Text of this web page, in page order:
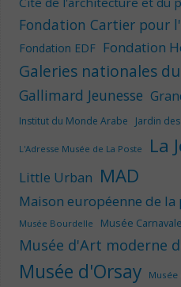
Fondation Cartier pour
Fondation EDF Fondation
Galeries nationales
Gallimard Jeunesse
Institut du Monde Arabe Jardin
L'Adresse Musée de La Poste La
Little Urban MAD
Maison européenne de
Musée Bourdelle
Musée
Musée d'Art moderne
Musée d'Orsay